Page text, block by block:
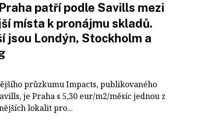
Praha patří podle Savills mezi
místa k pronájmu skladů.
jsou Londýn, Stockholm a
průzkumu Impacts, publikovaného
je Praha s 5,30 eur/m2/měsíc jednou z
lokalit pro...